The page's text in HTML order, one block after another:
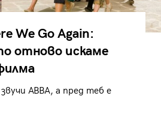
We Go Again:
отново искаме
ABBA, а пред теб е